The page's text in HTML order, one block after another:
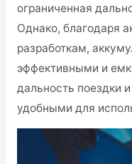
ограниченная
Однако, благодаря
разработкам,
эффективными и
дальность поездки
удобными для